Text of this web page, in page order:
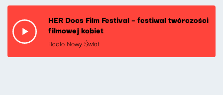
HER Docs Film Festival – festiwal twórczości
filmowej kobiet
Radio Nowy Świat